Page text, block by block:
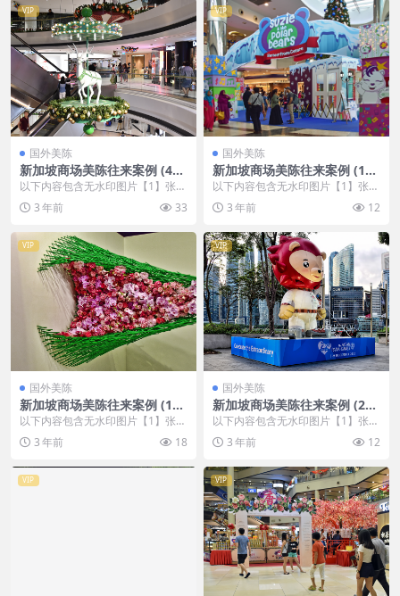
VIP
国外美陈
新加坡商场美陈往来案例 (400
4)菏泽市美陈主要做什么
以下内容包含无水印图片【1】张
，开通会员无障碍浏览 开通VIP会
员 3 年前 33
VIP
国外美陈
新加坡商场美陈往来案例 (17
2)东莞市壹企划
以下内容包含无水印图片【1】张
，开通会员无障碍浏览 开通VIP会
员 3 年前 12
VIP
国外美陈
新加坡商场美陈往来案例 (169
0)连云港市美陈方案
以下内容包含无水印图片【1】张
，开通会员无障碍浏览 开通VIP会
员 3 年前 18
VIP
国外美陈
新加坡商场美陈往来案例 (222
5)包头市美陈PPT
以下内容包含无水印图片【1】张
，开通会员无障碍浏览 开通VIP会
员 3 年前 12
VIP VIP